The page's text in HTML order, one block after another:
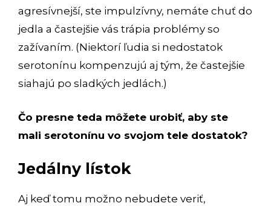
agresívnejší, ste impulzívny, nemáte chuť do
jedla a častejšie vás trápia problémy so
zažívaním. (Niektorí ľudia si nedostatok
serotonínu kompenzujú aj tým, že častejšie
siahajú po sladkých jedlách.)
Čo presne teda môžete urobiť, aby ste
mali serotonínu vo svojom tele dostatok?
Jedálny lístok
Aj keď tomu možno nebudete veriť,